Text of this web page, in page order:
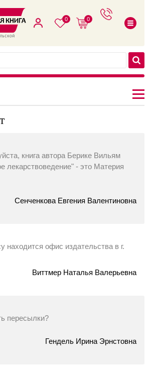
0 0
книга автора Берике Вильям
лекарствоведение" - это Материя
Сенченкова Евгения Валентиновна
находится офис издательства в г.
Виттмер Наталья Валерьевна
пересылки?
Гендель Ирина Эрнстовна